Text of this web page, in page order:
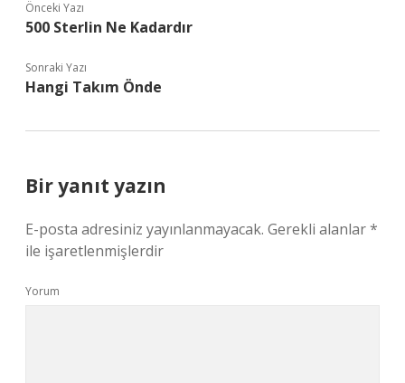
Önceki Yazı
500 Sterlin Ne Kadardır
Sonraki Yazı
Hangi Takım Önde
Bir yanıt yazın
E-posta adresiniz yayınlanmayacak. Gerekli alanlar*
ile işaretlenmişlerdir
Yorum